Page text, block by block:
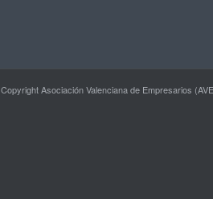
Copyright Asociación Valenciana de Empresarios